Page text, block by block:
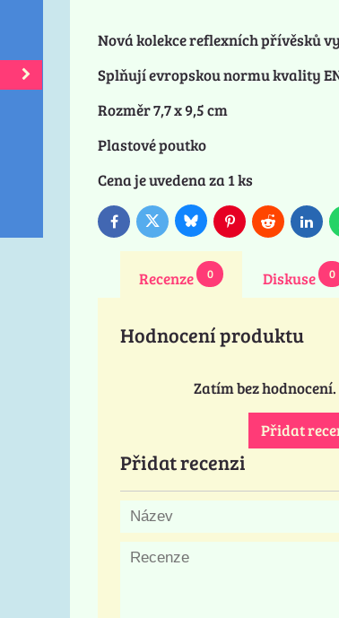
Nová kolekce reflexních přívěsků
Splňují evropskou normu kvality
Rozměr 7,7 x 9,5 cm
Plastové poutko
Cena je uvedena za 1 ks
FacebookTwitterBlueskyPinterestReddit
Recenze 0 Diskuse 0
Hodnocení produktu
Zatím bez
Přidat
Přidat recenzi